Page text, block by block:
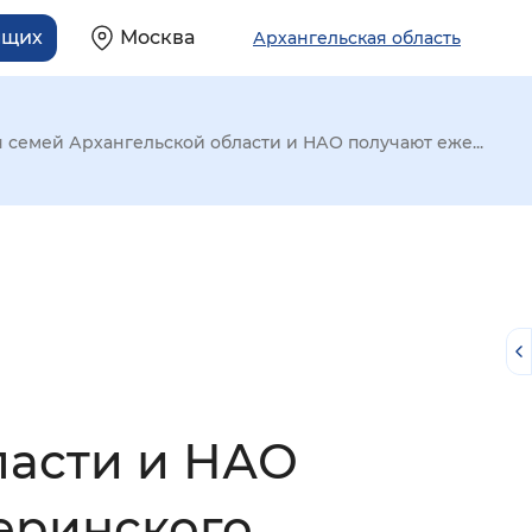
Москва Архангельская область
семей Архангельской области и НАО получают еже...
и НАО